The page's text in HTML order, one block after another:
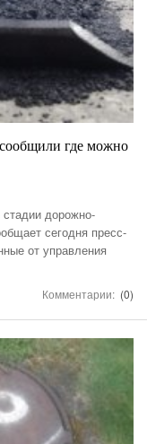
где можно
дорожно-
сегодня пресс-
от управления
Комментарии: (0)